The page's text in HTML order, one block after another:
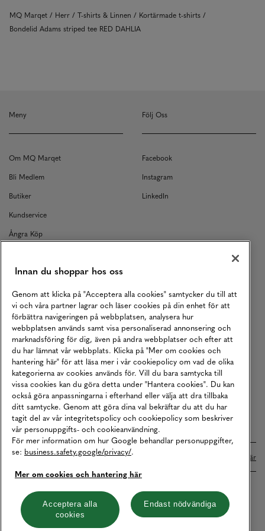
MQ Marqet Herr T-shirts & Linnen
Kortärmade t-shirts
Bondelid Adams striped tee RED DAHLIA
Meny
Om MQ Marqet
Bli Medlem
Butiker
Kundservice
Ångra Köp
Returer
Köpvillkor
Karriär
Vårt Ansvar
Våra Tjänster
Press
Studentrabatt
B2B
Tillgänglighetsredogörelse
Följ Oss
Facebook
Instagram
LinkedIn
Betalningar online sköts i samarbete med Klarna. Läs mer här
Cookies Integritetspolicy
Hantera cookies
Innan du shoppar hos oss
Genom att klicka på "Acceptera alla cookies" samtycker du till att
vi och våra partner lagrar och läser cookies på din enhet för att
förbättra navigeringen på webbplatsen, analysera hur
webbplatsen används samt visa personaliserad annonsering och
marknadsföring för dig, även på andra webbplatser och efter att
du har lämnat vår webbplats. Klicka på "Mer om cookies och
hantering här" för att läsa mer i vår cookiepolicy om vad de olika
kategorierna av cookies används för. Vill du bara samtycka till
vissa cookies kan du göra detta under "Hantera cookies". Du kan
också göra anpassningarna i efterhand eller välja att dra tillbaka
ditt samtycke. Genom att göra dina val bekräftar du att du har
tagit del av vår integritetspolicy och cookiepolicy som beskriver
vår personuppgifts- och cookieanvändning.
För mer information om hur Google behandlar personuppgifter,
se: business.safety.google/privacy/.
Mer om cookies och hantering här
Acceptera alla
cookies
Endast nödvändiga